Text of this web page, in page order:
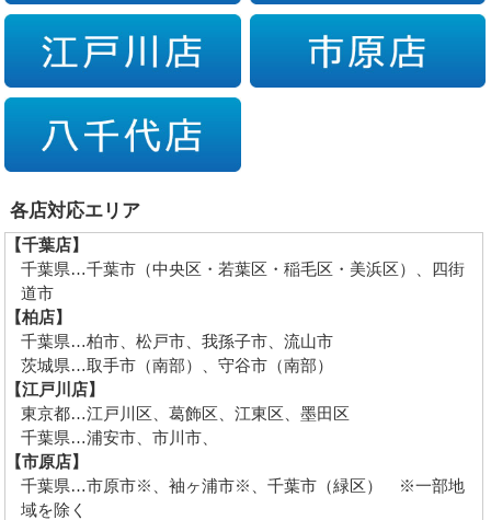
各店対応エリア
【千葉店】
千葉県…千葉市（中央区・若葉区・稲毛区・美浜区）、四街
道市
【柏店】
千葉県…柏市、松戸市、我孫子市、流山市
茨城県…取手市（南部）、守谷市（南部）
【江戸川店】
東京都…江戸川区、葛飾区、江東区、墨田区
千葉県…浦安市、市川市、
【市原店】
千葉県…市原市※、袖ヶ浦市※、千葉市（緑区） ※一部地
域を除く